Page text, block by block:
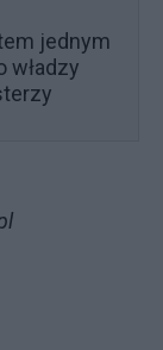
jednym
władzy